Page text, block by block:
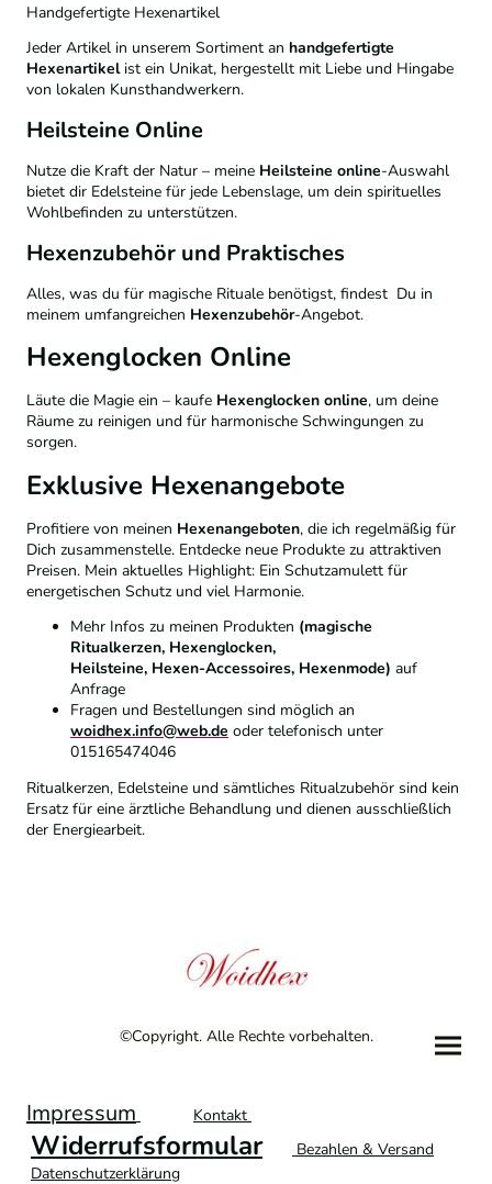
Handgefertigte Hexenartikel
Jeder Artikel in unserem Sortiment an handgefertigte
Hexenartikelist ein Unikat, hergestellt mit Liebe und Hingabe
von lokalen Kunsthandwerkern.
Heilsteine Online
Nutze die Kraft der Natur – meine Heilsteine online-Auswahl
bietet dir Edelsteine für jede Lebenslage, um dein spirituelles
Wohlbefinden zu unterstützen.
Hexenzubehör und Praktisches
Alles, was du für magische Rituale benötigst, findest Du in
meinem umfangreichen Hexenzubehör-Angebot.
Hexenglocken Online
Läute die Magie ein – kaufe Hexenglocken online, um deine
Räume zu reinigen und für harmonische Schwingungen zu
sorgen.
Exklusive Hexenangebote
Profitiere von meinen Hexenangeboten, die ich regelmäßig für
Dich zusammenstelle. Entdecke neue Produkte zu attraktiven
Preisen. Mein aktuelles Highlight: Ein Schutzamulett für
energetischen Schutz und viel Harmonie.
Mehr Infos zu meinen Produkten (magische
Ritualkerzen, Hexenglocken,
Heilsteine, Hexen-Accessoires, Hexenmode) auf
Anfrage
Fragen und Bestellungen sind möglich an
woidhex.info@web.de oder telefonisch unter
015165474046
Ritualkerzen, Edelsteine und sämtliches Ritualzubehör sind kein
Ersatz für eine ärztliche Behandlung und dienen ausschließlich
der Energiearbeit.
©Copyright. Alle Rechte vorbehalten.
Impressum Kontakt
Widerrufsformular
Bezahlen & Versand
Datenschutzerklärung